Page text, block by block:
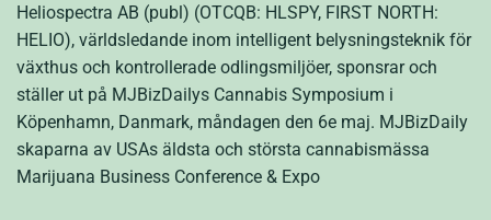
Heliospectra AB (publ) (OTCQB: HLSPY, FIRST NORTH:
HELIO), världsledande inom intelligent belysningsteknik för
växthus och kontrollerade odlingsmiljöer, sponsrar och
ställer ut på MJBizDailys Cannabis Symposium i
Köpenhamn, Danmark, måndagen den 6e maj. MJBizDaily
skaparna av USAs äldsta och största cannabismässa
Marijuana Business Conference & Expo